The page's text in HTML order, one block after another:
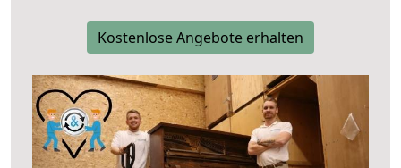
Kostenlose Angebote erhalten